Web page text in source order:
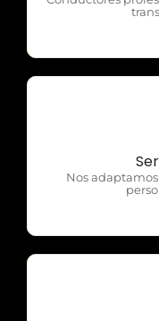
Nos